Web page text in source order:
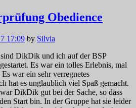
Obedience
17:09 by Silvia
sind DikDik und ich auf der BSP
Es war ein tolles Erlebnis, mal
war ein sehr verregnetes
hat es unglaublich viel Spaß gemacht.
DikDik gut bei der Sache, so dass
Start bin. In der Gruppe hat sie leider